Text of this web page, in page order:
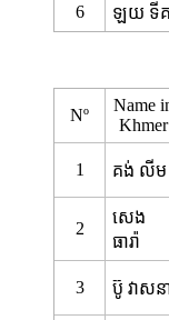
6 ឡយ ទីគ
Nº
Name
Khmer
1 គង់ លីម
2
សេង
ធារ៉ា
3 ប៊ូ វាសន